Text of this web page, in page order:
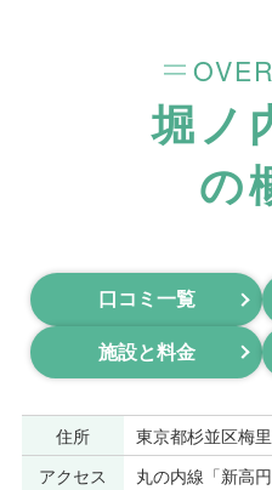
堀ノ
の
口コミ一覧
施設と料金
住所
東京都杉並区梅
アクセス
丸の内線「新高